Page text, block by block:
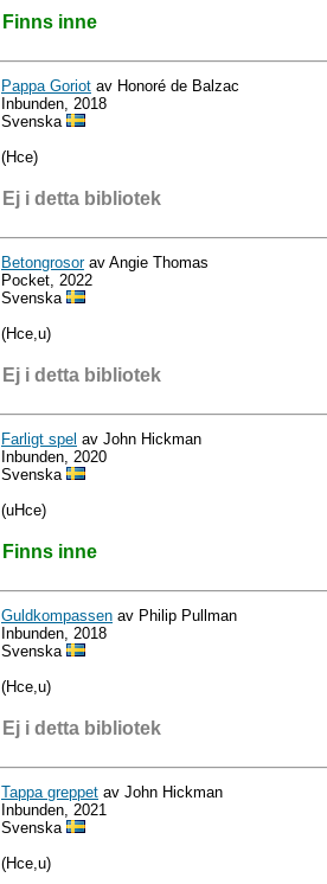
Finns inne
Pappa Goriot av Honoré de Balzac
Inbunden, 2018
Svenska
(Hce)
Ej i detta bibliotek
Betongrosorav Angie Thomas
Pocket, 2022
Svenska
(Hce,u)
Ej i detta bibliotek
Farligt spel av John Hickman
Inbunden, 2020
Svenska
(uHce)
Finns inne
Guldkompassen av Philip Pullman
Inbunden, 2018
Svenska
(Hce,u)
Ej i detta bibliotek
Tappa greppet av John Hickman
Inbunden, 2021
Svenska
(Hce,u)